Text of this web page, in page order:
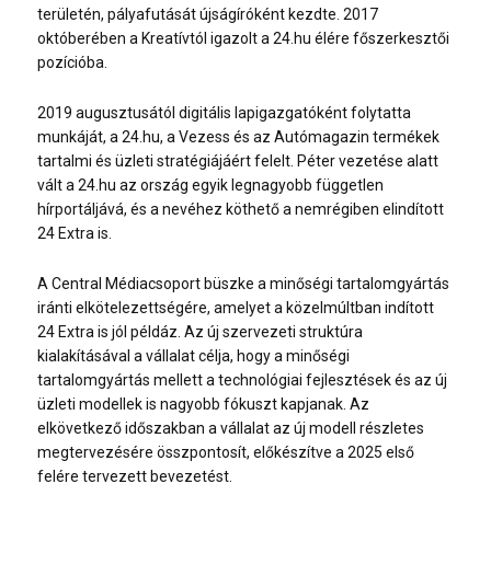
területén, pályafutását újságíróként kezdte. 2017
októberében a Kreatívtól igazolt a 24.hu élére főszerkesztői
pozícióba.
2019 augusztusától digitális lapigazgatóként folytatta
munkáját, a 24.hu, a Vezess és az Autómagazin termékek
tartalmi és üzleti stratégiájáért felelt. Péter vezetése alatt
vált a 24.hu az ország egyik legnagyobb független
hírportáljává, és a nevéhez köthető a nemrégiben elindított
24 Extra is.
A Central Médiacsoport büszke a minőségi tartalomgyártás
iránti elkötelezettségére, amelyet a közelmúltban indított
24 Extra is jól példáz. Az új szervezeti struktúra
kialakításával a vállalat célja, hogy a minőségi
tartalomgyártás mellett a technológiai fejlesztések és az új
üzleti modellek is nagyobb fókuszt kapjanak. Az
elkövetkező időszakban a vállalat az új modell részletes
megtervezésére összpontosít, előkészítve a 2025 első
felére tervezett bevezetést.